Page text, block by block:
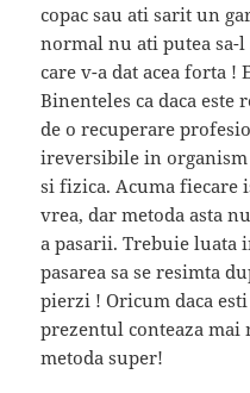
copac sau ati sarit un
normal nu ati putea sa-
care v-a dat acea forta
Binenteles ca daca
de o recuperare
ireversibile in
si fizica. Acuma fiecare
vrea, dar metoda asta
a pasarii. Trebuie luata
pasarea sa se resimta
pierzi ! Oricum daca
prezentul conteaza
metoda super!